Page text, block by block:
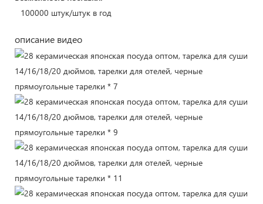
100000 штук/штук в год
описание видео